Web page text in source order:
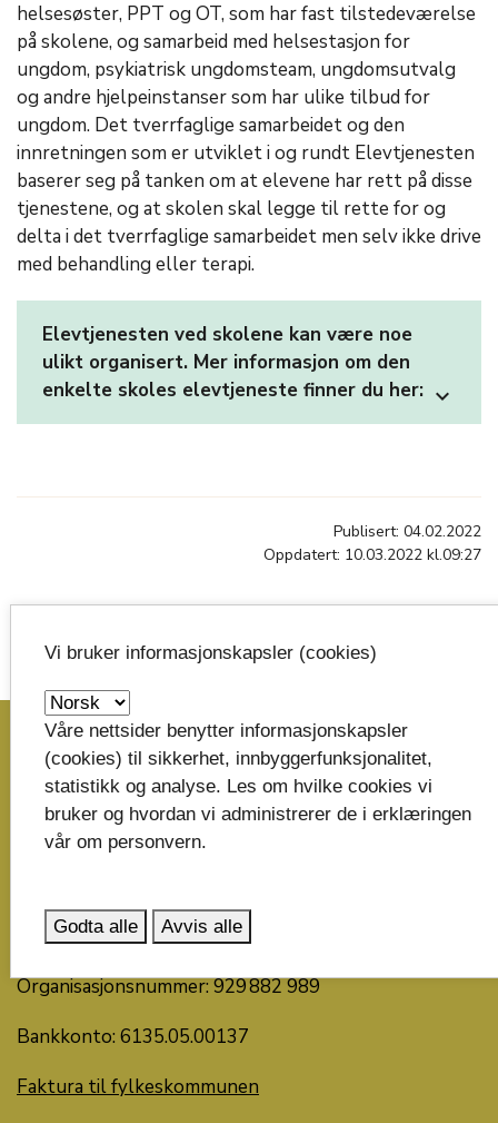
helsesøster, PPT og OT, som har fast tilstedeværelse
på skolene, og samarbeid med helsestasjon for
ungdom, psykiatrisk ungdomsteam, ungdomsutvalg
og andre hjelpeinstanser som har ulike tilbud for
ungdom. Det tverrfaglige samarbeidet og den
innretningen som er utviklet i og rundt Elevtjenesten
baserer seg på tanken om at elevene har rett på disse
tjenestene, og at skolen skal legge til rette for og
delta i det tverrfaglige samarbeidet men selv ikke drive
med behandling eller terapi. ​​​​​​​
Elevtjenesten ved skolene kan være noe
ulikt organisert. Mer informasjon om den
enkelte skoles elevtjeneste finner du her: expand_more
Publisert: 04.02.2022
Oppdatert: 10.03.2022 kl.09:27
Skriv til oss
Telemark fylkeskommune
Postboks 2844
post@telemarkfylke.no
Organisasjonsnummer: 929 882 989
Bankkonto: 6135.05.00137
Faktura til fylkeskommunen
Vi bruker informasjonskapsler (cookies)
Våre nettsider benytter informasjonskapsler
(cookies) til sikkerhet, innbyggerfunksjonalitet,
statistikk og analyse. Les om hvilke cookies vi
bruker og hvordan vi administrerer de i erklæringen
vår om personvern.
Godta alle Avvis alle